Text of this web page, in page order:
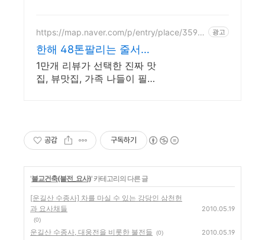
https://map.naver.com/p/entry/place/3594
광고
한해 48톤팔리는 줄서는
맛집 뷰맛집 대디스바베
큐
1만개 리뷰가 선택한 진짜 맛
집, 뷰맛집, 가족 나들이 필수
공감 구독하기
'불교건축(불전_요사)' 카테고리의 다른 글
[운길산 수종사] 차를 마실 수 있는 강당인 삼천헌
과 요사채들
(0)
2010.05.19
운길산 수종사, 대웅전을 비롯한 불전들 (0) 2010.05.19